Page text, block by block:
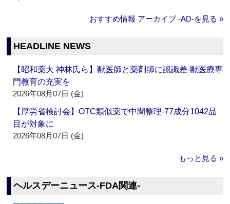
おすすめ情報 アーカイブ ‐AD‐を見る »
HEADLINE NEWS
【昭和薬大 神林氏ら】獣医師と薬剤師に認識差‐獣医療専
門教育の充実を
2026年08月07日 (金)
【厚労省検討会】OTC類似薬で中間整理‐77成分1042品
目が対象に
2026年08月07日 (金)
もっと見る »
ヘルスデーニュース‐FDA関連‐